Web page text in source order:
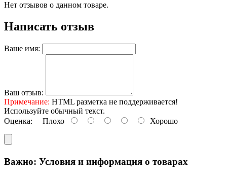
Нет отзывов о данном товаре.
Написать отзыв
Ваше имя:
Ваш отзыв:
Примечание: HTML разметка не поддерживается!
Используйте обычный текст.
Оценка: Плохо Хорошо
Важно: Условия и информация о товарах